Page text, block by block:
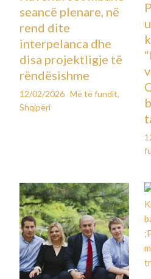
seancë plenare, në
rend dite
interpelanca dhe
disa projektligje të
rëndësishme
12/02/2026 Më të fundit,
Shqipëri